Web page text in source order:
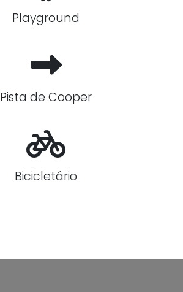
Playground
Pista de Cooper
Bicicletário